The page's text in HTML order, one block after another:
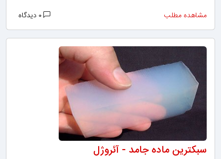
مشاهده مطلب
سبکترین ماده جامد - آئروژل